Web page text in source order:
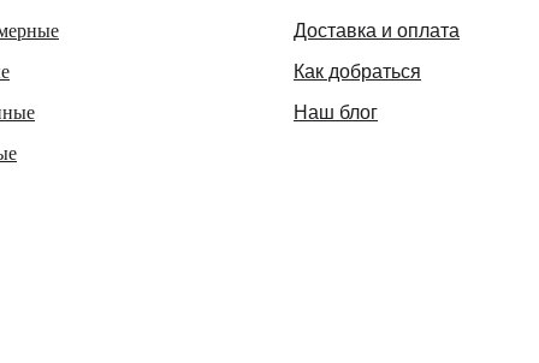
Доставка и оплата
Как добраться
Наш блог